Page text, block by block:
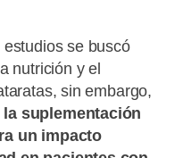
se buscó
nutrición y el
sin embargo,
suplementación
un impacto